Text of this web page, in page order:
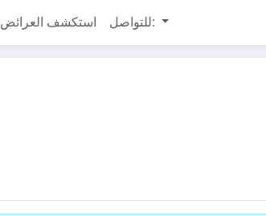
استكشف العرائض للتواصل: